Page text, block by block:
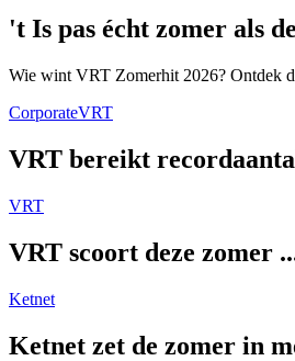
't Is pas écht zomer als
Wie wint VRT Zomerhit 2026? Ontdek
CorporateVRT
VRT bereikt
VRT
VRT scoort deze zomer
Ketnet
Ketnet zet de zomer in